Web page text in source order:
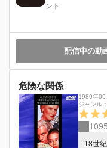
ント
配信中の動
危険な関係
1989年09
ジャンル：
1095
18世